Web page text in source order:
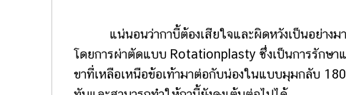
แน่นอนว่ากาบี้ต้องเสียใจและผิดหวังเป็นอย่างมา
โดยการผ่าตัดแบบ Rotationplasty ซึ่งเป็นการรักษา
ขาที่เหลือเหนือข้อเท้ามาต่อกับน่องในแบบมุมกลับ